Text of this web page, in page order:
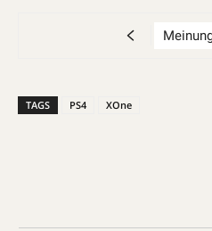
TAGS PS4 XOne